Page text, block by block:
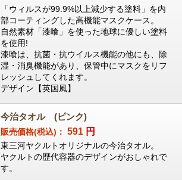
「ウィルスが99.9%以上減少する塗料」を内
部コーティングした高機能マスクケース。
自然素材「漆喰」を使った地球に優しい塗料
を使用!
漆喰は、抗菌・抗ウイルス機能の他にも、除
湿・消臭機能があり、保管中にマスクをリフ
レッシュしてくれます。
デザイン【英国風】
今治タオル (ピンク)
販売価格(税込)： 591 円
東三河ヤクルトオリジナルの今治タオル。
ヤクルトの歴代容器のデザインがおしゃれで
す。